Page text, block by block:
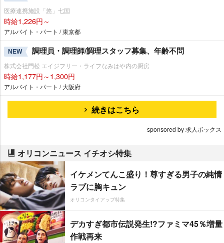
医療連携施設「悠」七国
時給1,226円～
アルバイト・パート / 東京都
NEW 調理員・調理師/調理スタッフ募集、年齢不問
株式会社門松 エイジフリー・ライフなみはや内の厨房
時給1,177円～1,300円
アルバイト・パート / 大阪府
続きはこちら
sponsored by 求人ボックス
オリコンニュース イチオシ特集
イケメンてんこ盛り！尊すぎる男子の純情
ラブに胸キュン
オリコンタイアップ特集
デカすぎ都市伝説発生!?ファミマ45％増量
作戦再来